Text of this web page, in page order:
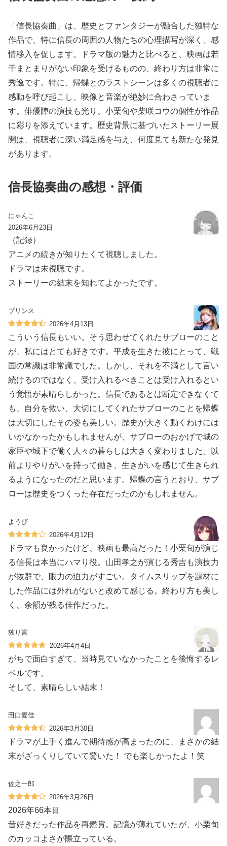
「信長協奏曲」は、歴史とファンタジーが融合した独特な
作品で、特に信長の周囲の人物たちの心理描写が深く、感
情移入を促します。ドラマ版の魅力と比べると、映画は若
干まとまりがない印象を受けるものの、終わり方は非常に
秀逸です。特に、帰蝶とのラストシーンは多くの視聴者に
感動を呼び起こし、映像と音楽が絶妙に合わさっていま
す。俳優陣の演技も光り、小栗旬や柴咲コウの個性が作品
に彩りを添えています。歴史背景に基づいたストーリー展
開は、視聴者に深い満足感を与え、何度見ても新たな発見
があります。
信長協奏曲の感想・評価
にゃんこ
2026年6月23日
（記録）
アニメの続きが知りたくて視聴しました。
ドラマは未視聴です。
ストーリーの結末を知れてよかったです。
プリンス
2026年4月13日
こういう信長もいい。そう思わせてくれたサブローのこと
が、私にはとても好きです。平成を生きた彼にとって、戦
国の常識は非常識でした。しかし、それを不満として言い
続けるのではなく、受け入れるべきことは受け入れるとい
う覚悟が素晴らしかった。信長であるとは断定できなくて
も、自分を救い、大切にしてくれたサブローのことを帰蝶
は大切にしたその姿も美しい。歴史が大きく動くわけには
いかなかったかもしれませんが、サブローのおかげで城の
家臣や城下で働く人々の暮らしは大きく変わりました。以
前よりやりがいを持って働き、生きがいを感じて生きられ
るようになったのだと思います。帰蝶の言うとおり、サブ
ローは歴史をつくった存在だったのかもしれません。
ようび
2026年4月12日
ドラマも良かったけど、映画も最高だった！小栗旬が演じ
る信長は本当にハマり役。山田孝之が演じる秀吉も演技力
が抜群で、眼力の迫力がすごい。タイムスリップを題材に
した作品には外れがないと改めて感じる。終わり方も美し
く、余韻が残る佳作だった。
独り言
2026年4月4日
がちで面白すぎて、当時見ていなかったことを後悔するレ
ベルです。
そして、素晴らしい結末！
田口愛佳
2026年3月30日
ドラマが上手く進んで期待感が高まったのに、まさかの結
末がざっくりしていて驚いた！ でも楽しかったよ！笑
佐之一郎
2026年3月26日
2026年66本目
昔好きだった作品を再鑑賞。記憶が薄れていたが、小栗旬
のカッコよさが際立っている。